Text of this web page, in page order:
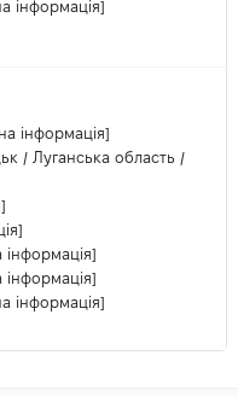
інформація]
інформація]
/ Луганська область /
інформація]
інформація]
інформація]